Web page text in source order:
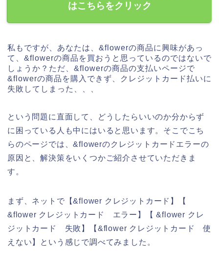
はこちらをクリック
私もですが、あなたは、&flowerの商品に興味があっ
て、&flowerの商品を買おうと思っているのではないで
しょうか？ただ、&flowerの商品の支払いページで
&flowerの商品を購入できず、クレジットカード払いに
失敗してしまった、、、
という問題に直面して、どうしたらいいのか分からず
に困っている人も中にはいると思います。そこでこち
らのページでは、&flowerのクレジットカードエラーの
原因と、解決策をいくつかご紹介させていただきま
す。
まず、ネットで【&flower クレジットカード】【
&flower クレジットカード エラー】【 &flower クレ
ジットカード 失敗】【&flower クレジットカード 使
えない】という感じで調べてみました。